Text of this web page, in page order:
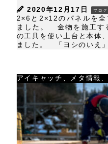
2020年12月17日 ブログ
2×6と2×12のパネルを
ました。 金物を施工す
の工具を使い土台と本体
ました。 「ヨシのいえ」
アイキャッチ、メタ情報